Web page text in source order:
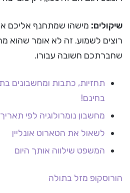
שיקולים: מישהו שמתחנף אליכם
רוצים לשמוע. זה לא אומר שהוא
שחברתכם חשובה עבורו.
תחזיות, כתבות ומחשבונים
בחינם!
מחשבון נומרולוגיה לפי
לשאול את הטארוט אונליין
המשפט שילווה אותך היום
הורוסקופ מזל בתולה